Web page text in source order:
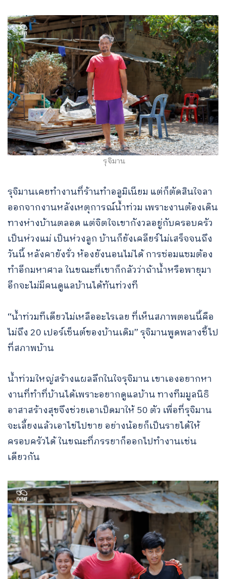
รุจิมาน
รุจิมานเคยทำงานที่ร้านทำอลูมิเนียม แต่ก็ตัดสินใจลา
ออกจากงานหลังเหตุการณ์น้ำท่วม เพราะงานต้องเดิน
ทางห่างบ้านตลอด แต่จิตใจเขากังวลอยู่กับครอบครัว
เป็นห่วงแม่ เป็นห่วงลูก บ้านก็ยังเคลียร์ไม่เสร็จจนถึง
วันนี้ หลังคายังรั่ว ห้องยังนอนไม่ได้ การซ่อมแซมต้อง
ทำอีกมหาศาล ในขณะที่เขาก็กลัวว่าถ้าน้ำหรือพายุมา
อีกจะไม่มีคนดูแลบ้านได้ทันท่วงที
“น้ำท่วมทีเดียวไม่เหลืออะไรเลย ที่เห็นสภาพตอนนี้คือ
ไม่ถึง 20 เปอร์เซ็นต์ของบ้านเดิม” รุจิมานพูดพลางชี้ไป
ที่สภาพบ้าน
น้ำท่วมใหญ่สร้างแผลลึกในใจรุจิมาน เขาเองอยากหา
งานที่ทำที่บ้านได้เพราะอยากดูแลบ้าน ทางทีมมูลนิธิ
อาสาสร้างสุขจึงช่วยเอาเป็ดมาให้ 50 ตัว เพื่อที่รุจิมาน
จะเลี้ยงแล้วเอาไข่ไปขาย อย่างน้อยก็เป็นรายได้ให้
ครอบครัวได้ ในขณะที่ภรรยาก็ออกไปทำงานเช่น
เดียวกัน